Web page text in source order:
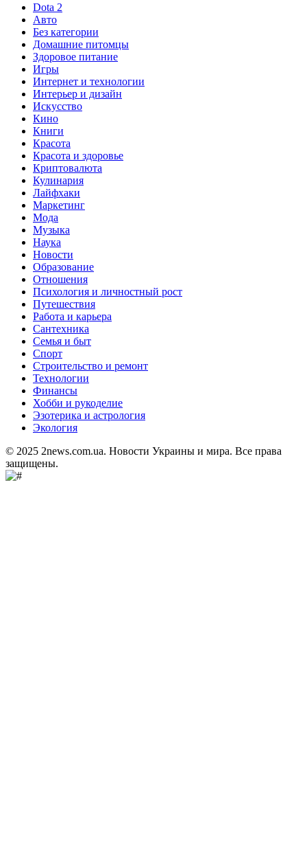
Dota 2
Авто
Без категории
Домашние питомцы
Здоровое питание
Игры
Интернет и технологии
Интерьер и дизайн
Искусство
Кино
Книги
Красота
Красота и здоровье
Криптовалюта
Кулинария
Лайфхаки
Маркетинг
Мода
Музыка
Наука
Новости
Образование
Отношения
Психология и личностный рост
Путешествия
Работа и карьера
Сантехника
Семья и быт
Спорт
Строительство и ремонт
Технологии
Финансы
Хобби и рукоделие
Эзотерика и астрология
Экология
© 2025 2news.com.ua. Новости Украины и мира. Все права
защищены.